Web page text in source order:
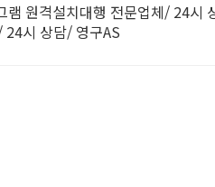
램 원격설치대행 전문업체/ 24시
24시 상담/ 영구AS